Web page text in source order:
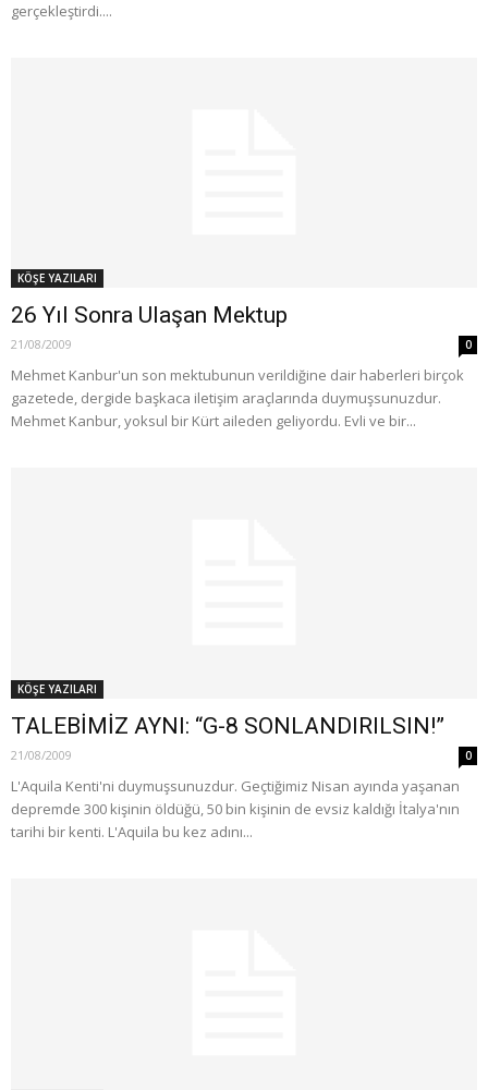
gerçekleştirdi....
KÖŞE YAZILARI
26 Yıl Sonra Ulaşan Mektup
21/08/2009 0
Mehmet Kanbur'un son mektubunun verildiğine dair haberleri birçok
gazetede, dergide başkaca iletişim araçlarında duymuşsunuzdur.
Mehmet Kanbur, yoksul bir Kürt aileden geliyordu. Evli ve bir...
KÖŞE YAZILARI
TALEBİMİZ AYNI: “G-8 SONLANDIRILSIN!”
21/08/2009 0
L'Aquila Kenti'ni duymuşsunuzdur. Geçtiğimiz Nisan ayında yaşanan
depremde 300 kişinin öldüğü, 50 bin kişinin de evsiz kaldığı İtalya'nın
tarihi bir kenti. L'Aquila bu kez adını...